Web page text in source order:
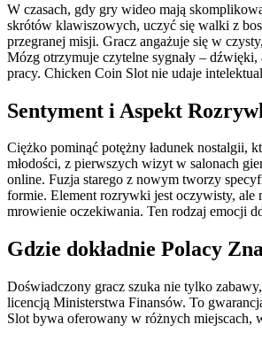
W czasach, gdy gry wideo mają
skrótów klawiszowych, uczyć się walki z
przegranej misji. Gracz angażuje się w
Mózg otrzymuje czytelne sygnały –
pracy. Chicken Coin Slot nie udaje
Sentyment i Aspekt
Ciężko pominąć potężny ładunek nostalgii,
młodości, z pierwszych wizyt w salonach
online. Fuzja starego z nowym tworzy
formie. Element rozrywki jest oczywisty, ale
mrowienie oczekiwania. Ten rodzaj emocji
Gdzie dokładnie Polacy
Doświadczony gracz szuka nie tylko
licencją Ministerstwa Finansów. To
Slot bywa oferowany w różnych miejscach,